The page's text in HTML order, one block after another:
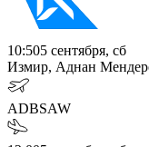
10:505 сентября, сб
Измир, Аднан
ADBSAW